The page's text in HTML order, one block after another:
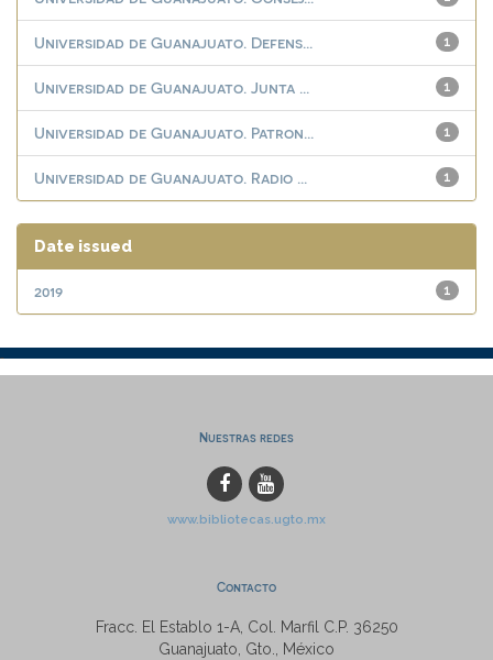
1
Universidad de Guanajuato. Defens...
1
Universidad de Guanajuato. Junta ...
1
Universidad de Guanajuato. Patron...
1
Universidad de Guanajuato. Radio ...
Date issued
1
2019
Nuestras redes
www.bibliotecas.ugto.mx
Contacto
Fracc. El Establo 1-A, Col. Marfil C.P. 36250
Guanajuato, Gto., México